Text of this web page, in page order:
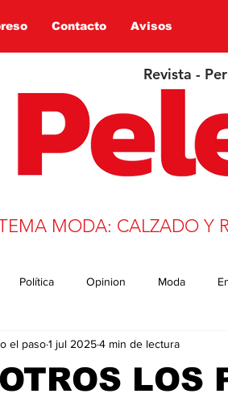
Contacto Avisos
Revista -
MODA: CALZADO Y
Política Opinion Moda
Salud Educación
LOS
el paso1 jul 20254 min de lectura